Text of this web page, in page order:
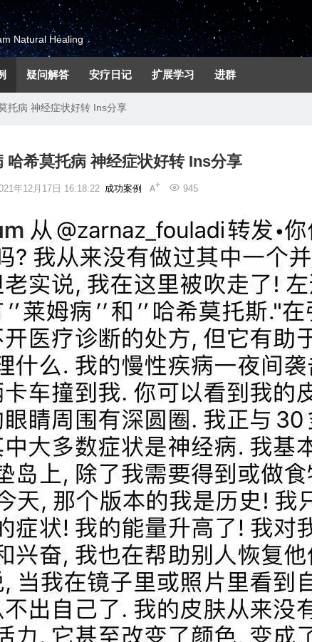
Natural Healing
疑问解答 安疗日记 扩展学习 进群
托病 神经症状好转 Ins分享
哈希莫托病 神经症状好转 Ins分享
年12月17日 16:18:22 成功案例 945